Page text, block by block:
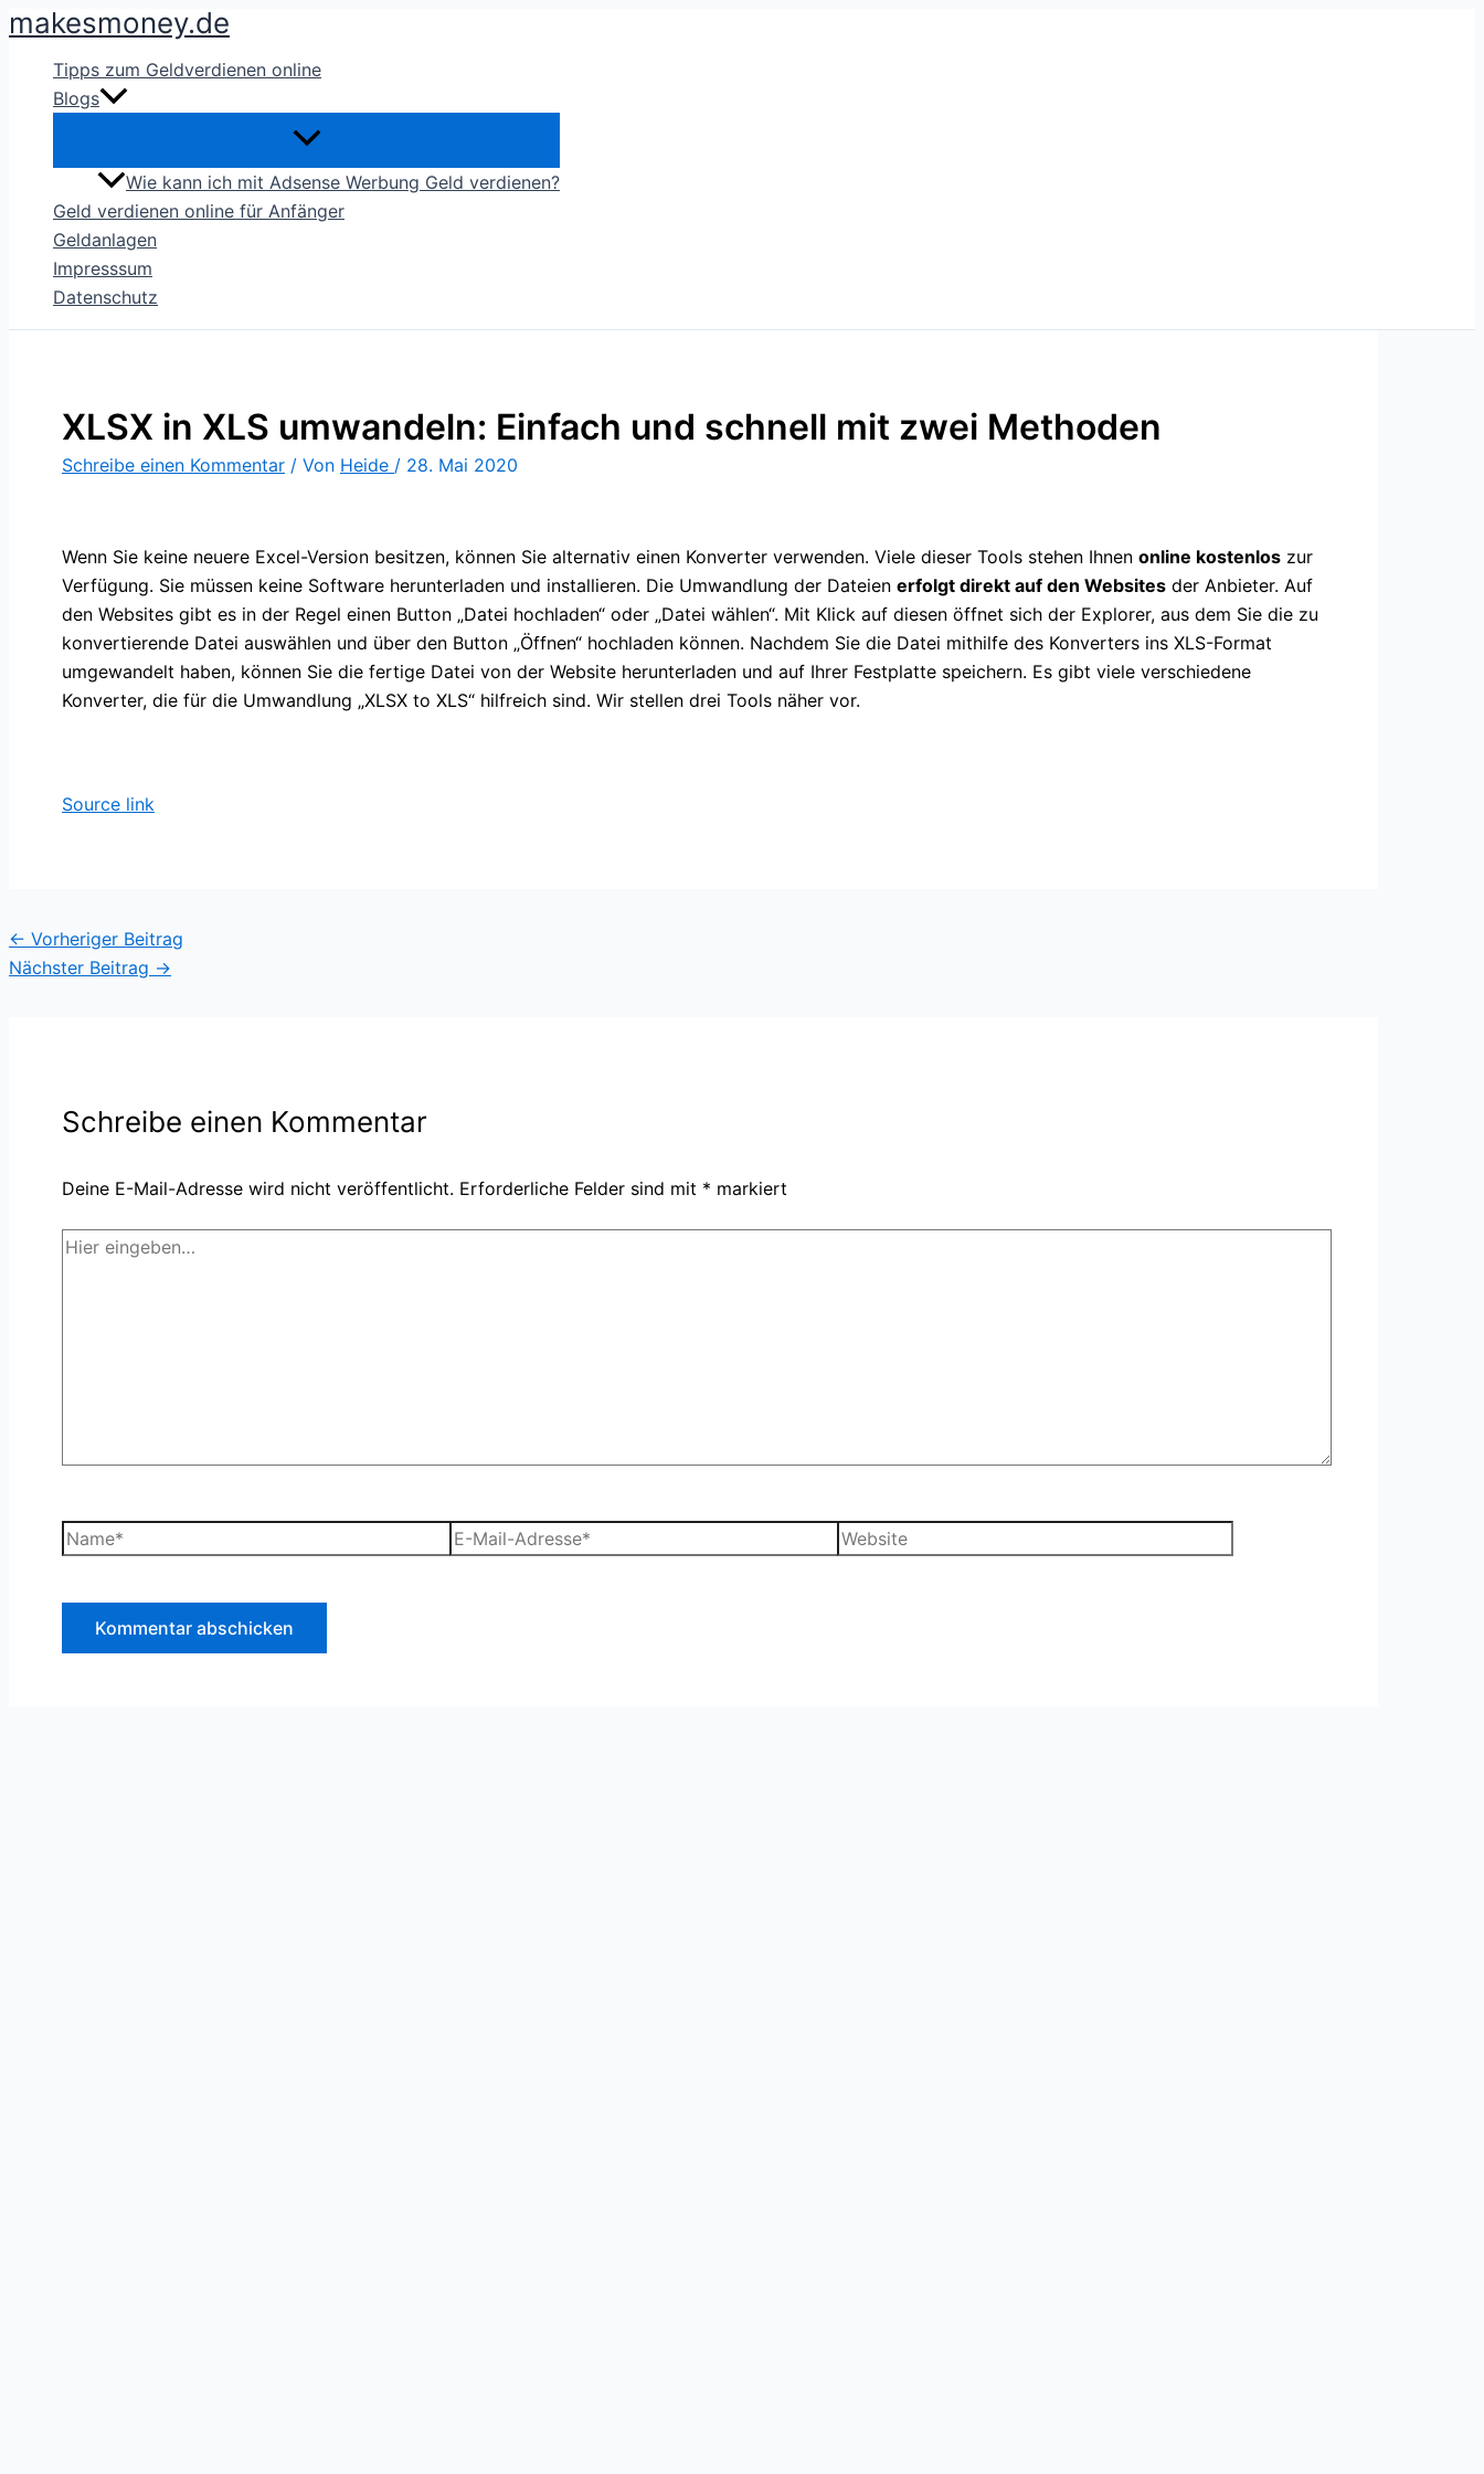
Zum
springen
makesmoney.de
Tipps zum Geldverdienen online
Blogs
Wie kann ich mit Adsense Werbung Geld verdienen?
Geld verdienen online für Anfänger
Geldanlagen
Impresssum
Datenschutz
XLSX in XLS umwandeln: Einfach und schnell mit zwei Methoden
Schreibe einen Kommentar / Von Heide / 28. Mai 2020
Wenn Sie keine neuere Excel-Version besitzen, können Sie alternativ einen Konverter verwenden. Viele dieser Tools stehen Ihnen online kostenlos zur
Verfügung. Sie müssen keine Software herunterladen und installieren. Die Umwandlung der Dateien erfolgt direkt auf den Websites der Anbieter. Auf
den Websites gibt es in der Regel einen Button „Datei hochladen“ oder „Datei wählen“. Mit Klick auf diesen öffnet sich der Explorer, aus dem Sie die zu
konvertierende Datei auswählen und über den Button „Öffnen“ hochladen können. Nachdem Sie die Datei mithilfe des Konverters ins XLS-Format
umgewandelt haben, können Sie die fertige Datei von der Website herunterladen und auf Ihrer Festplatte speichern. Es gibt viele verschiedene
Konverter, die für die Umwandlung „XLSX to XLS“ hilfreich sind. Wir stellen drei Tools näher vor.
Source link
← Vorheriger Beitrag
Nächster Beitrag →
Schreibe einen Kommentar
Deine E-Mail-Adresse wird nicht veröffentlicht. Erforderliche Felder sind mit * markiert
Hier
Name*
E-
Mail-
Website